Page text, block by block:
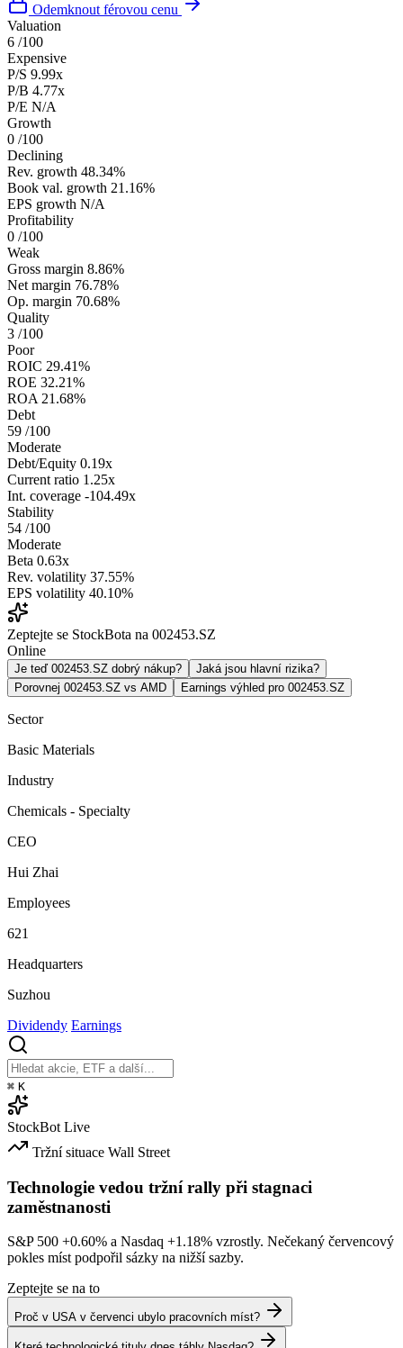
Odemknout férovou cenu
Valuation
6 /100
Expensive
P/S 9.99x
P/B 4.77x
P/E N/A
Growth
0 /100
Declining
Rev. growth 48.34%
Book val. growth 21.16%
EPS growth N/A
Profitability
0 /100
Weak
Gross margin 8.86%
Net margin 76.78%
Op. margin 70.68%
Quality
3 /100
Poor
ROIC 29.41%
ROE 32.21%
ROA 21.68%
Debt
59 /100
Moderate
Debt/Equity 0.19x
Current ratio 1.25x
Int. coverage -104.49x
Stability
54 /100
Moderate
Beta 0.63x
Rev. volatility 37.55%
EPS volatility 40.10%
Zeptejte se StockBota na 002453.SZ
Online
Je teď 002453.SZ dobrý nákup?
Jaká jsou hlavní rizika?
Porovnej 002453.SZ vs AMD
Earnings výhled pro 002453.SZ
Sector
Basic Materials
Industry
Chemicals - Specialty
CEO
Hui Zhai
Employees
621
Headquarters
Suzhou
Dividendy Earnings
⌘ K
StockBot Live
Tržní situace Wall Street
Technologie vedou tržní rally při stagnaci
zaměstnanosti
S&P 500 +0.60% a Nasdaq +1.18% vzrostly. Nečekaný červencový
pokles míst podpořil sázky na nižší sazby.
Zeptejte se na to
Proč v USA v červenci ubylo pracovních míst?